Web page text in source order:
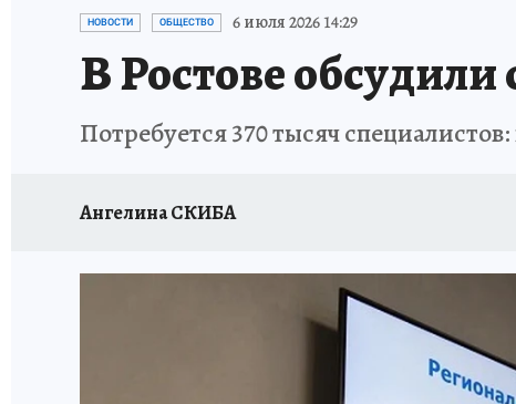
ЗАПОВЕДНАЯ РОССИЯ
НОВОСТИ ОБЩЕСТВО 6 июля 2026 14:29
В Ростове
Потребуется 370 тысяч
Ангелина СКИБА